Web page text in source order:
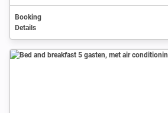
Booking
Details